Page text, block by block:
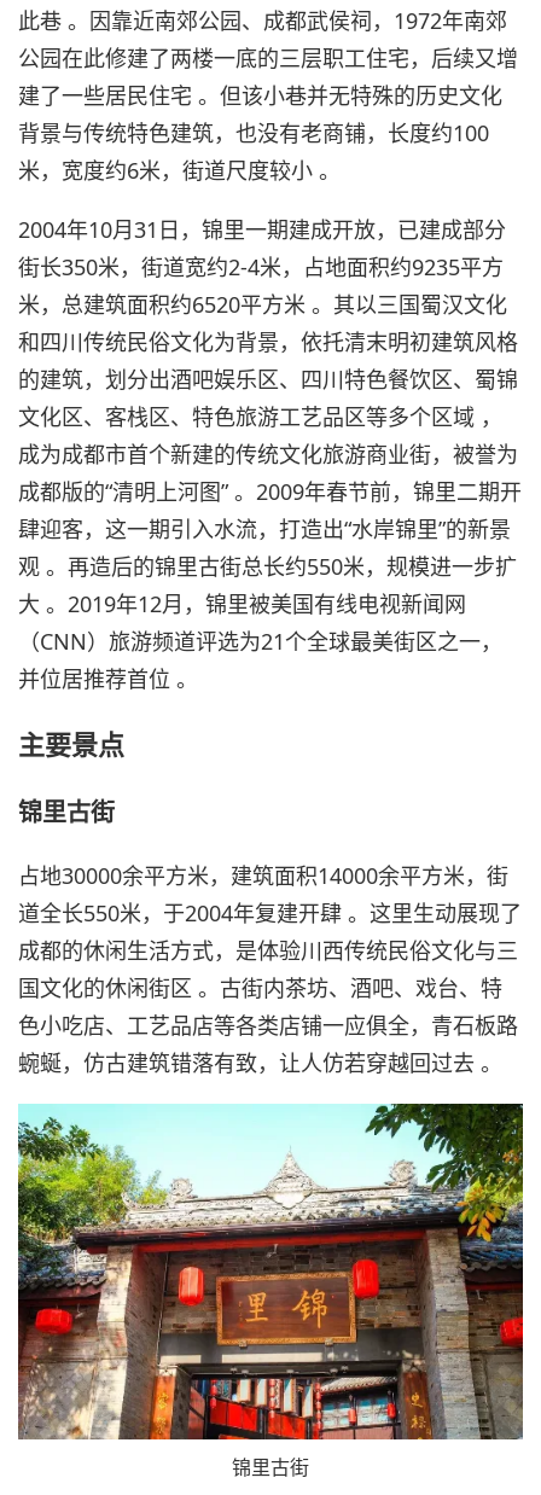
此巷 。因靠近南郊公园、成都武侯祠，1972年南郊
公园在此修建了两楼一底的三层职工住宅，后续又增
建了一些居民住宅 。但该小巷并无特殊的历史文化
背景与传统特色建筑，也没有老商铺，长度约100
米，宽度约6米，街道尺度较小 。
2004年10月31日，锦里一期建成开放，已建成部分
街长350米，街道宽约2-4米，占地面积约9235平方
米，总建筑面积约6520平方米 。其以三国蜀汉文化
和四川传统民俗文化为背景，依托清末明初建筑风格
的建筑，划分出酒吧娱乐区、四川特色餐饮区、蜀锦
文化区、客栈区、特色旅游工艺品区等多个区域 ，
成为成都市首个新建的传统文化旅游商业街，被誉为
成都版的“清明上河图” 。2009年春节前，锦里二期开
肆迎客，这一期引入水流，打造出“水岸锦里”的新景
观 。再造后的锦里古街总长约550米，规模进一步扩
大 。2019年12月，锦里被美国有线电视新闻网
（CNN）旅游频道评选为21个全球最美街区之一，
并位居推荐首位 。
主要景点
锦里古街
占地30000余平方米，建筑面积14000余平方米，街
道全长550米，于2004年复建开肆 。这里生动展现了
成都的休闲生活方式，是体验川西传统民俗文化与三
国文化的休闲街区 。古街内茶坊、酒吧、戏台、特
色小吃店、工艺品店等各类店铺一应俱全，青石板路
蜿蜒，仿古建筑错落有致，让人仿若穿越回过去 。
锦里古街